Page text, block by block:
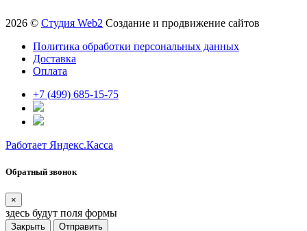
2026 © Студия Web2 Создание и продвижение сайтов
Политика обработки персональных данных
Доставка
Оплата
+7 (499) 685-15-75
Работает Яндекс.Касса
Обратный звонок
×
здесь будут поля формы
Закрыть
Отправить